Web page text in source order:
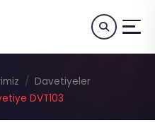
Davetiyeler
DVT103